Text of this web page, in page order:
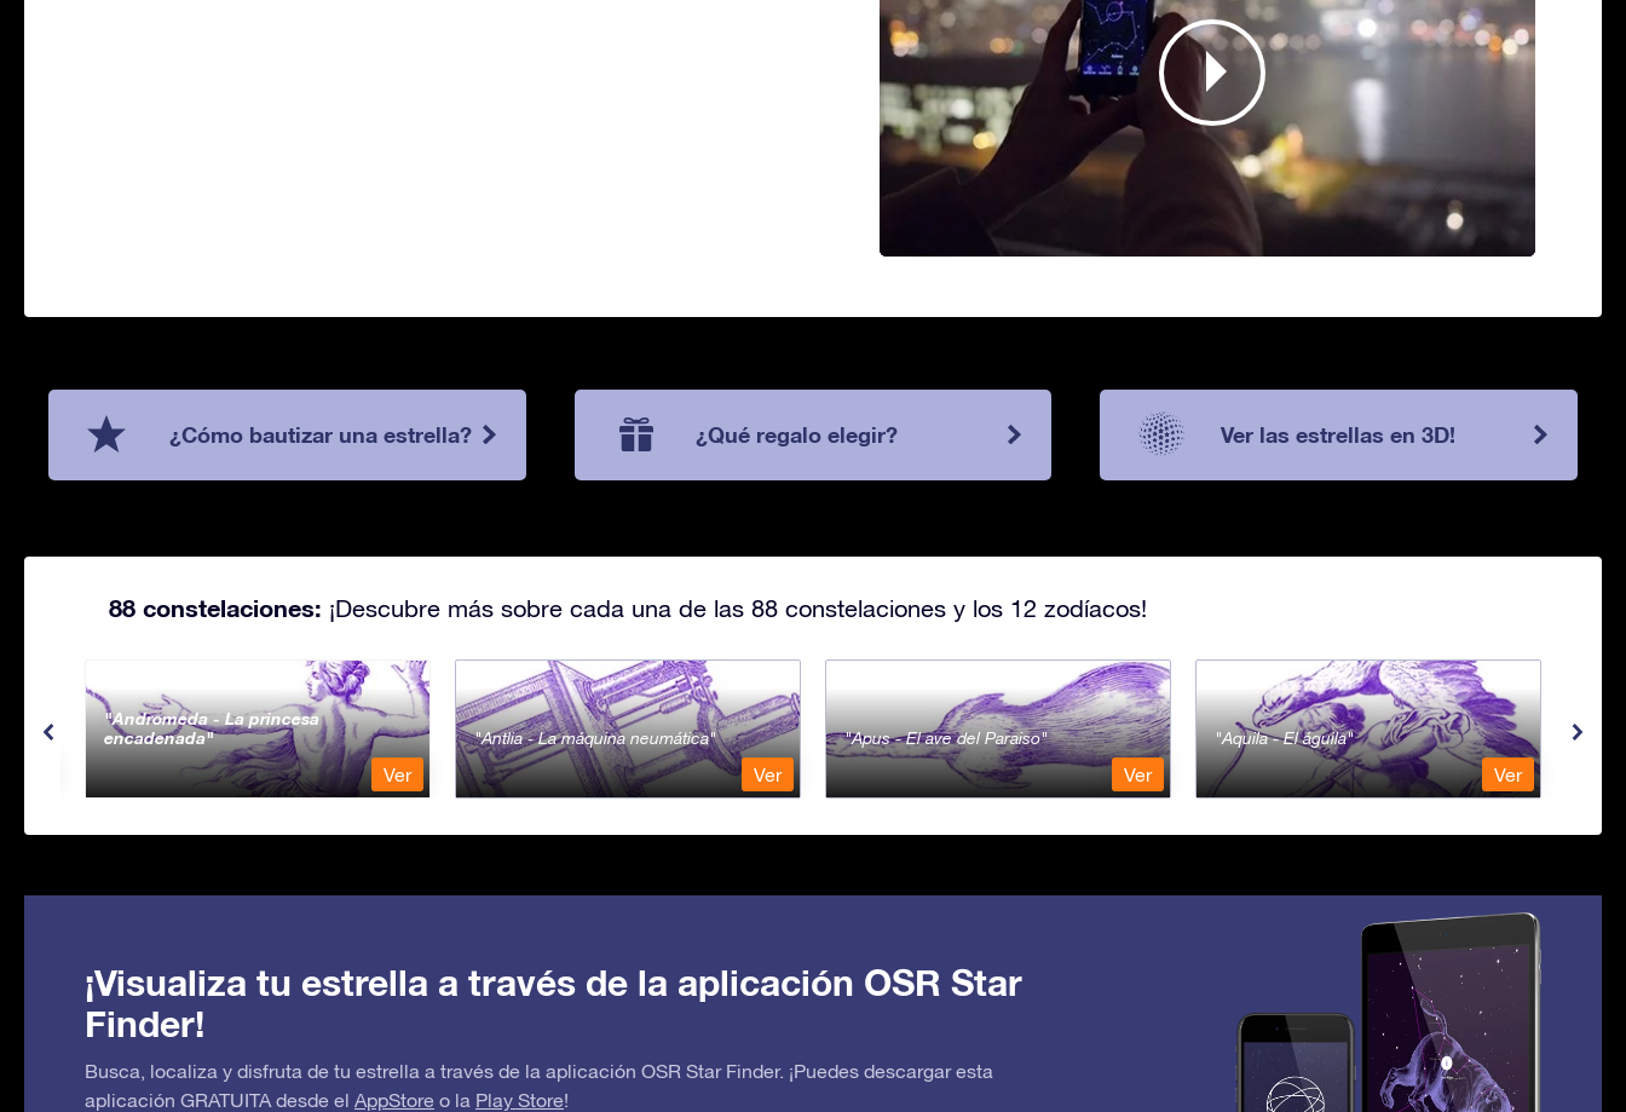
¿Cómo bautizar una estrella? ¿Qué regalo elegir? Ver las estrellas en 3D!
88 constelaciones: ¡Descubre más sobre cada una de las 88 constelaciones y los 12 zodíacos!
Andromeda - La princesa
encadenada
Ver
Antlia - La máquina neumática
Ver
Apus - El ave del Paraiso
Ver
Aquila - El águila
Ver
¡Visualiza tu estrella a través de la aplicación OSR Star
Finder!
Busca, localiza y disfruta de tu estrella a través de la aplicación OSR Star Finder. ¡Puedes descargar esta
aplicación GRATUITA desde el AppStore o la Play Store!